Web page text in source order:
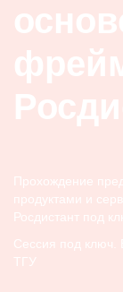
Прохождение
продуктами и
Росдистант под
Сессия под ключ.
ТГУ